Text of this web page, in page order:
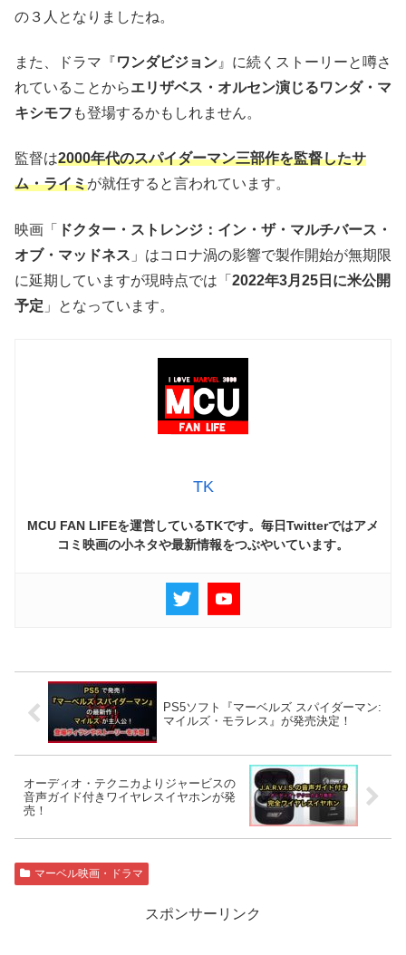
の３人となりましたね。
また、ドラマ『ワンダビジョン 』に続くストーリーと噂さ
れていることからエリザベス・オルセン演じるワンダ・マ
キシモフ も登場するかもしれません。
監督は2000年代のスパイダーマン三部作を監督したサ
ム・ライミが就任すると言われています。
映画「
ドクター・ストレンジ：イン・ザ・マルチバース・
オブ・マッドネス 」はコロナ渦の影響で製作開始が無期限
に延期していますが現時点では「 2022年3月25日に米公開
予定 」となっています。
TK
MCU FAN LIFEを運営しているTKです。毎日Twitterではアメ
コミ映画の小ネタや最新情報をつぶやいています。
PS5ソフト『マーベルズ スパイダーマン:
マイルズ・モラレス』が発売決定！
オーディオ・テクニカよりジャービスの
音声ガイド付きワイヤレスイヤホンが発
売！
マーベル映画・ドラマ
スポンサーリンク